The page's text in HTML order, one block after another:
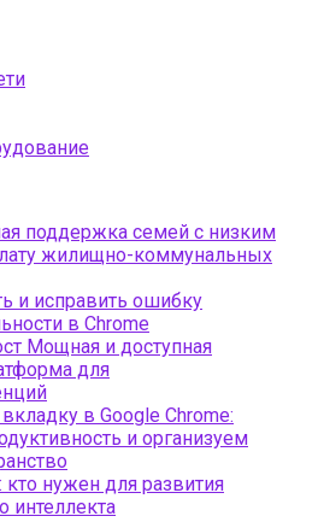
поддержка семей с низким
жилищно-коммунальных
и исправить ошибку
в Chrome
Мощная и доступная
для
в Google Chrome:
и организуем
нужен для развития
интеллекта